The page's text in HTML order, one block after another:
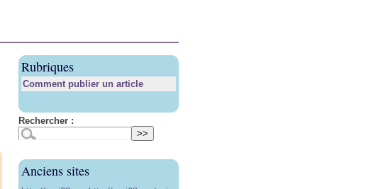
Rubriques
Comment publier un article
Rechercher :
Anciens sites